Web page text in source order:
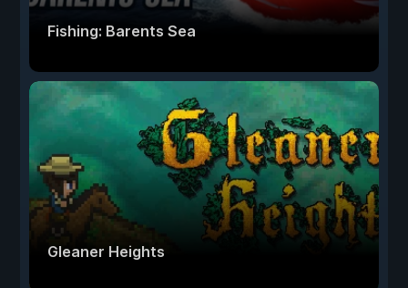
Fishing: Barents Sea
Gleaner Heights